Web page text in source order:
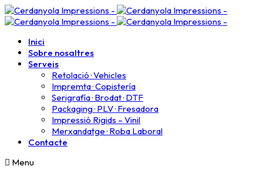
Inici
Sobre nosaltres
Serveis
Retolació · Vehicles
Impremta · Copistería​
Serigrafía · Brodat · DTF
Packaging · PLV · Fresadora
Impressió Rigids – Vinil
Merxandatge · Roba Laboral
Contacte
Menu